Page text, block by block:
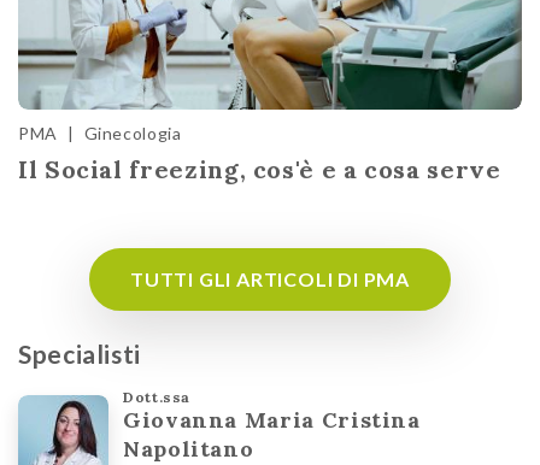
PMA | Ginecologia
Il Social freezing, cos'è e a cosa serve
TUTTI GLI ARTICOLI DI PMA
Specialisti
Dott.ssa
Giovanna Maria Cristina
Napolitano